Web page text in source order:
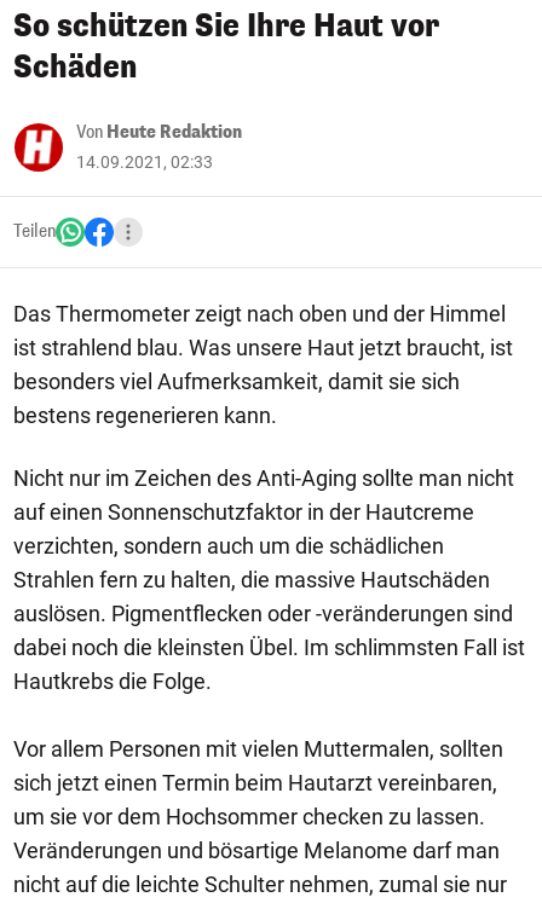
So schützen Sie Ihre Haut vor
Schäden
Von Heute Redaktion
14.09.2021, 02:33
Teilen
Das Thermometer zeigt nach oben und der Himmel
ist strahlend blau. Was unsere Haut jetzt braucht, ist
besonders viel Aufmerksamkeit, damit sie sich
bestens regenerieren kann.
Nicht nur im Zeichen des Anti-Aging sollte man nicht
auf einen Sonnenschutzfaktor in der Hautcreme
verzichten, sondern auch um die schädlichen
Strahlen fern zu halten, die massive Hautschäden
auslösen. Pigmentflecken oder -veränderungen sind
dabei noch die kleinsten Übel. Im schlimmsten Fall ist
Hautkrebs die Folge.
Vor allem Personen mit vielen Muttermalen, sollten
sich jetzt einen Termin beim Hautarzt vereinbaren,
um sie vor dem Hochsommer checken zu lassen.
Veränderungen und bösartige Melanome darf man
nicht auf die leichte Schulter nehmen, zumal sie nur